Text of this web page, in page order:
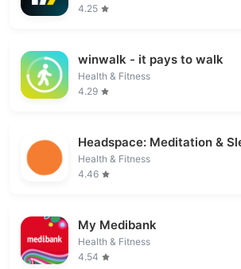
4.25
winwalk - it pays to walk
Health & Fitness
4.29
Headspace: Meditation &
Health & Fitness
4.46
My Medibank
Health & Fitness
4.54